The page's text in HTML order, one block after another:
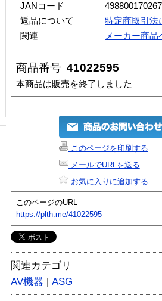
JANコード
返品について
特定商取引法
関連
メーカー商品
商品番号 41022595
本商品は販売を終了しました
このページを印刷する
メールでURLを送る
お気に入りに追加する
このページのURL
https://plth.me/41022595
関連カテゴリ
AV機器 | ASG